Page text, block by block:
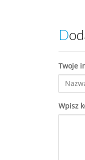
Twoje
Wpisz